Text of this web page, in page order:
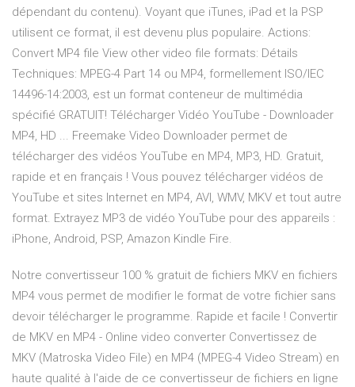
dépendant du contenu). Voyant que iTunes, iPad et la PSP
utilisent ce format, il est devenu plus populaire. Actions:
Convert MP4 file View other video file formats: Détails
Techniques: MPEG-4 Part 14 ou MP4, formellement ISO/IEC
14496-14:2003, est un format conteneur de multimédia
spécifié GRATUIT! Télécharger Vidéo YouTube - Downloader
MP4, HD ... Freemake Video Downloader permet de
télécharger des vidéos YouTube en MP4, MP3, HD. Gratuit,
rapide et en français ! Vous pouvez télécharger vidéos de
YouTube et sites Internet en MP4, AVI, WMV, MKV et tout autre
format. Extrayez MP3 de vidéo YouTube pour des appareils :
iPhone, Android, PSP, Amazon Kindle Fire.
Notre convertisseur 100 % gratuit de fichiers MKV en fichiers
MP4 vous permet de modifier le format de votre fichier sans
devoir télécharger le programme. Rapide et facile ! Convertir
de MKV en MP4 - Online video converter Convertissez de
MKV (Matroska Video File) en MP4 (MPEG-4 Video Stream) en
haute qualité à l'aide de ce convertisseur de fichiers en ligne